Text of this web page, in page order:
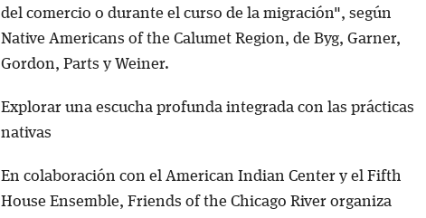
del comercio o durante el curso de la migración", según
Native Americans of the Calumet Region, de Byg, Garner,
Gordon, Parts y Weiner.
Explorar una escucha profunda integrada con las prácticas
nativas
En colaboración con el American Indian Center y el Fifth
House Ensemble, Friends of the Chicago River organiza